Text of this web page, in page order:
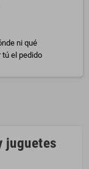
ni qué
tú el pedido
juguetes